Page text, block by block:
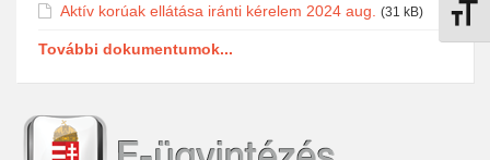
Aktív korúak ellátása iránti kérelem 2024 aug. (31 kB)
További dokumentumok...